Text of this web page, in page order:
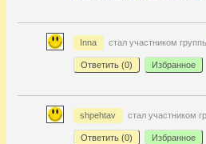
Inna стал участником
Ответить (0) Избранное
shpehtav стал участником
Ответить (0) Избранное